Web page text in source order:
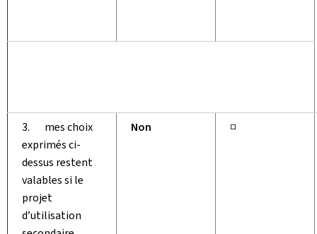
3. mes choix
exprimés ci-
dessus restent
valables si le
projet
d’utilisation
Non □